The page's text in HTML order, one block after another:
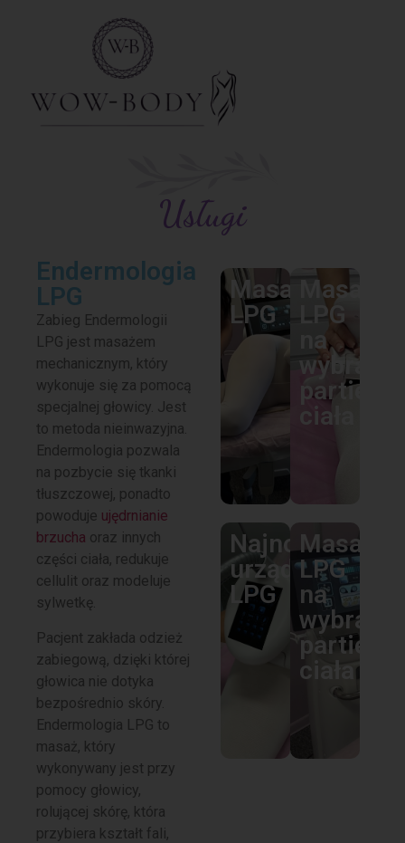
Usługi
Endermologia
LPG
Zabieg Endermologii
LPG jest masażem
mechanicznym, który
wykonuje się za pomocą
specjalnej głowicy. Jest
to metoda nieinwazyjna.
Endermologia pozwala
na pozbycie się tkanki
tłuszczowej, ponadto
powoduje ujędrnianie
brzucha oraz innych
części ciała, redukuje
cellulit oraz modeluje
sylwetkę.
Pacjent zakłada odzież
zabiegową, dzięki której
głowica nie dotyka
bezpośrednio skóry.
Endermologia LPG to
masaż, który
wykonywany jest przy
pomocy głowicy,
rolującej skórę, która
przybiera kształt fali,
Masaż
LPG
Masaż
LPG
na
wybrane
partie
ciała
urządzenie
LPG
Masaż
LPG
na
wybrane
partie
ciała